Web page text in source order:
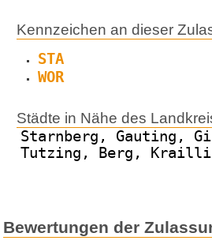
Kennzeichen an dieser
STA
WOR
Städte in Nähe des
Starnberg, Gauting,
Tutzing, Berg,
Bewertungen der